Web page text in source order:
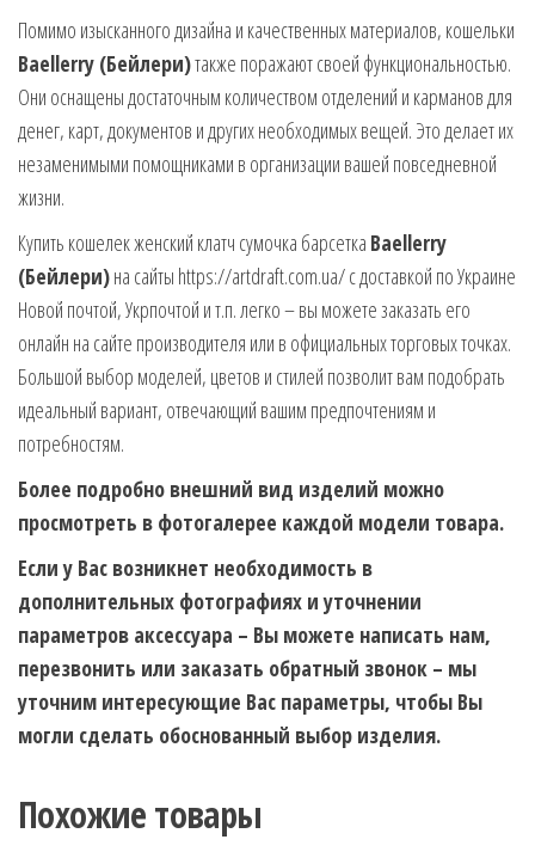
Помимо изысканного дизайна и качественных материалов, кошельки
Baellerry (Бейлери)также поражают своей функциональностью.
Они оснащены достаточным количеством отделений и карманов для
денег, карт, документов и других необходимых вещей. Это делает их
незаменимыми помощниками в организации вашей повседневной
жизни.
Купить кошелек женский клатч сумочка барсетка Baellerry
(Бейлери)на сайты https://artdraft.com.ua/ с доставкой по Украине
Новой почтой, Укрпочтой и т.п. легко – вы можете заказать его
онлайн на сайте производителя или в официальных торговых точках.
Большой выбор моделей, цветов и стилей позволит вам подобрать
идеальный вариант, отвечающий вашим предпочтениям и
потребностям.
Более подробно внешний вид изделий можно
просмотреть в фотогалерее каждой модели товара.
Если у Вас возникнет необходимость в
дополнительных фотографиях и уточнении
параметров аксессуара – Вы можете написать нам,
перезвонить или заказать обратный звонок – мы
уточним интересующие Вас параметры, чтобы Вы
могли сделать обоснованный выбор изделия.
Похожие товары